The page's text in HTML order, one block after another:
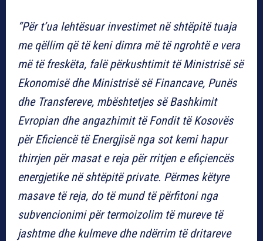
“Për t’ua lehtësuar investimet në shtëpitë tuaja
me qëllim që të keni dimra më të ngrohtë e vera
më të freskëta, falë përkushtimit të Ministrisë së
Ekonomisë dhe Ministrisë së Financave, Punës
dhe Transfereve, mbështetjes së Bashkimit
Evropian dhe angazhimit të Fondit të Kosovës
për Eficiencë të Energjisë nga sot kemi hapur
thirrjen për masat e reja për rritjen e efiçiencës
energjetike në shtëpitë private. Përmes këtyre
masave të reja, do të mund të përfitoni nga
subvencionimi për termoizolim të mureve të
jashtme dhe kulmeve dhe ndërrim të dritareve